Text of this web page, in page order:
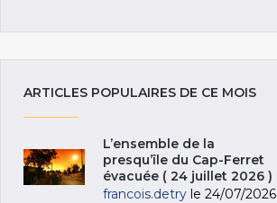
ARTICLES POPULAIRES DE CE MOIS
L’ensemble de la
presqu’île du Cap-Ferret
évacuée ( 24 juillet 2026 )
francois.detry le 24/07/2026